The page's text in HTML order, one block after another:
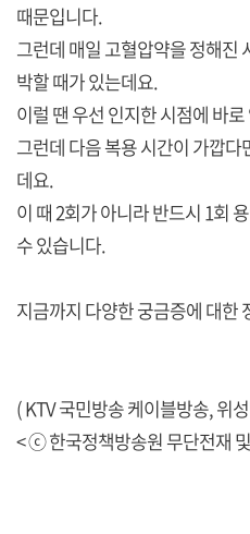
때문입니다.
그런데 매일 고혈압약을 정해진
박할 때가 있는데요.
이럴 땐 우선 인지한 시점에 바
그런데 다음 복용 시간이 가깝
데요.
이 때 2회가 아니라 반드시 1회
수 있습니다.
지금까지 다양한 궁금증에 대한
( KTV 국민방송 케이블방송, 위
< ⓒ 한국정책방송원 무단전재